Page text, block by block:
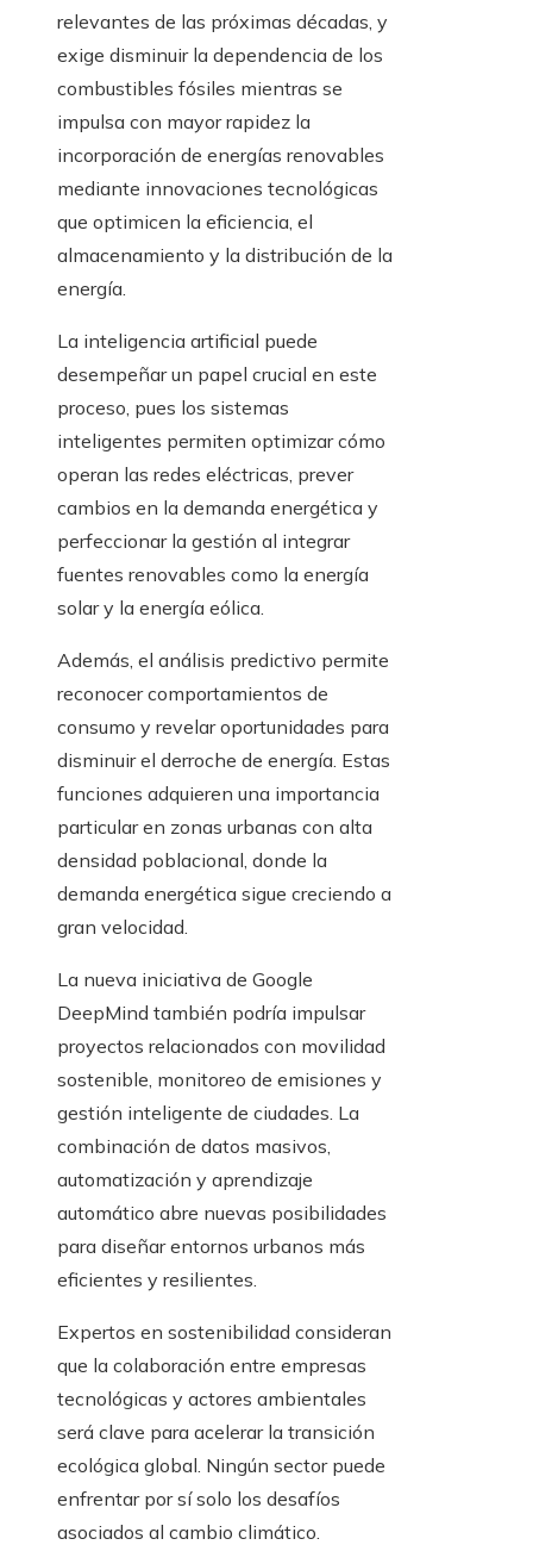
relevantes de las próximas décadas, y
exige disminuir la dependencia de los
combustibles fósiles mientras se
impulsa con mayor rapidez la
incorporación de energías renovables
mediante innovaciones tecnológicas
que optimicen la eficiencia, el
almacenamiento y la distribución de la
energía.
La inteligencia artificial puede
desempeñar un papel crucial en este
proceso, pues los sistemas
inteligentes permiten optimizar cómo
operan las redes eléctricas, prever
cambios en la demanda energética y
perfeccionar la gestión al integrar
fuentes renovables como la energía
solar y la energía eólica.
Además, el análisis predictivo permite
reconocer comportamientos de
consumo y revelar oportunidades para
disminuir el derroche de energía. Estas
funciones adquieren una importancia
particular en zonas urbanas con alta
densidad poblacional, donde la
demanda energética sigue creciendo a
gran velocidad.
La nueva iniciativa de Google
DeepMind también podría impulsar
proyectos relacionados con movilidad
sostenible, monitoreo de emisiones y
gestión inteligente de ciudades. La
combinación de datos masivos,
automatización y aprendizaje
automático abre nuevas posibilidades
para diseñar entornos urbanos más
eficientes y resilientes.
Expertos en sostenibilidad consideran
que la colaboración entre empresas
tecnológicas y actores ambientales
será clave para acelerar la transición
ecológica global. Ningún sector puede
enfrentar por sí solo los desafíos
asociados al cambio climático.